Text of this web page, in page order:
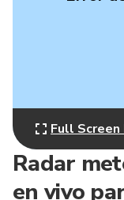
Radar
en vivo
Full Screen